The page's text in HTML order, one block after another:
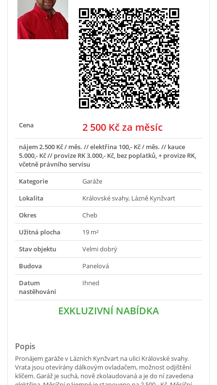
Cena 2 500 Kč za měsíc
nájem 2.500 Kč / měs. // elektřina 100,- Kč / měs. // kauce
5.000,- Kč // provize RK 3.000,- Kč, bez poplatků, + provize RK,
včetně právního servisu
Kategorie
Garáže
Lokalita
Královské svahy, Lázně Kynžvart
Okres
Cheb
Užitná plocha
19 m²
Stav objektu
Velmi dobrý
Budova
Panelová
Datum
nastěhování
Ihned
EXKLUZIVNÍ NABÍDKA
Popis
Pronájem garáže v Lázních Kynžvart na ulici Královské svahy.
Vrata jsou otevírány dálkovým ovladačem, možnost odjištění
klíčem. Garáž je suchá, nově zkolaudovaná a je do ní zavedena